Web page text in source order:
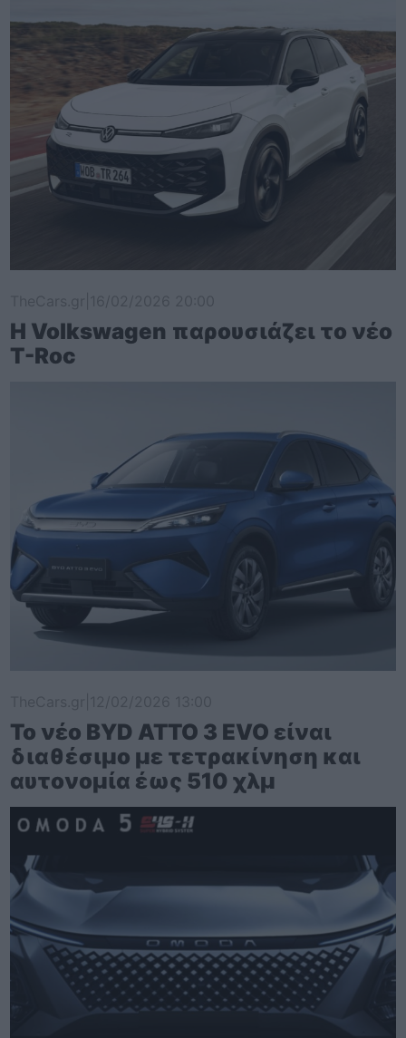
Η Volkswagen παρουσιάζει το νέο
T-Roc
Το νέο BYD ATTO 3 EVO είναι
διαθέσιμο με τετρακίνηση και
αυτονομία έως 510 χλμ